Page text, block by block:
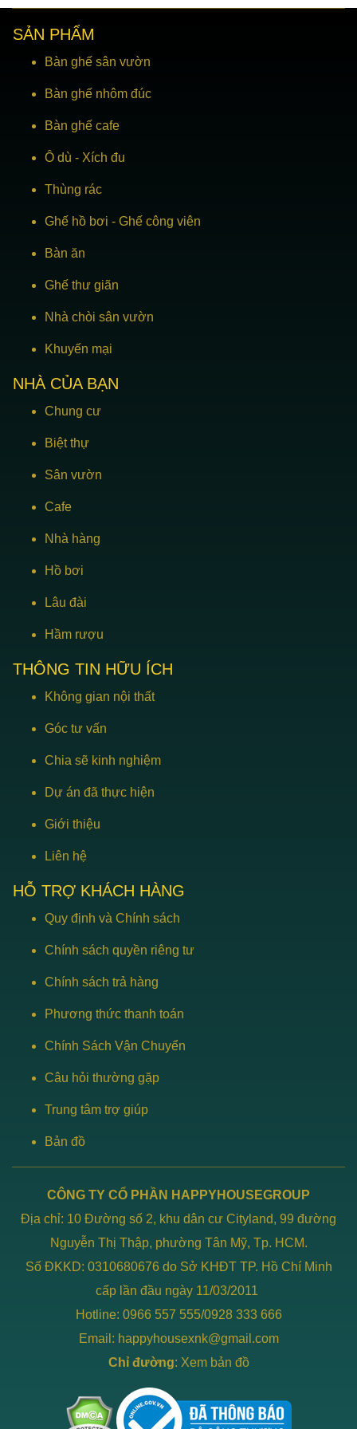
SẢN PHẨM
Bàn ghế sân vườn
Bàn ghế nhôm đúc
Bàn ghế cafe
Ô dù - Xích đu
Thùng rác
Ghế hồ bơi - Ghế công viên
Bàn ăn
Ghế thư giãn
Nhà chòi sân vườn
Khuyến mại
NHÀ CỦA BẠN
Chung cư
Biệt thự
Sân vườn
Cafe
Nhà hàng
Hồ bơi
Lâu đài
Hầm rượu
THÔNG TIN HỮU ÍCH
Không gian nội thất
Góc tư vấn
Chia sẽ kinh nghiệm
Dự án đã thực hiện
Giới thiệu
Liên hệ
HỖ TRỢ KHÁCH HÀNG
Quy định và Chính sách
Chính sách quyền riêng tư
Chính sách trả hàng
Phương thức thanh toán
Chính Sách Vận Chuyển
Câu hỏi thường gặp
Trung tâm trợ giúp
Bản đồ
CÔNG TY CỔ PHẦN HAPPYHOUSEGROUP
Địa chỉ: 10 Đường số 2, khu dân cư Cityland, 99 đường
Nguyễn Thị Thập, phường Tân Mỹ, Tp. HCM.
Số ĐKKD: 0310680676 do Sở KHĐT TP. Hồ Chí Minh
cấp lần đầu ngày 11/03/2011
Hotline: 0966 557 555/0928 333 666
Email: happyhousexnk@gmail.com
Chỉ đường: Xem bản đồ